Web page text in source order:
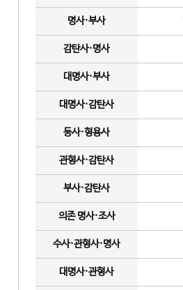
명사·부사
감탄사·명사
대명사·부사
대명사·감탄사
동사·형용사
관형사·감탄사
부사·감탄사
의존 명사·조사
수사·관형사·명사
대명사·관형사